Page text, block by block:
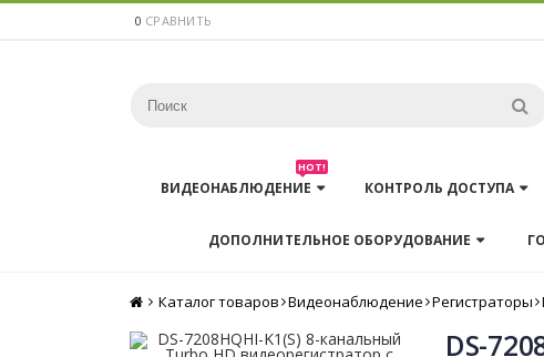
0 СРАВНИТЬ
ВИДЕОНАБЛЮДЕНИЕ
HOT!
КОНТРОЛЬ ДОСТУПА
ДОПОЛНИТЕЛЬНОЕ ОБОРУДОВАНИЕ
Главная
Каталог товаров Видеонаблюдение Регистраторы
DS-